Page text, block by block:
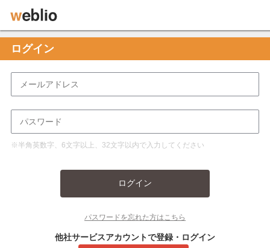
ログイン
※半角英数字、6文字以上、32文字以内で入力してください
ログイン
パスワードを忘れた方はこちら
他社サービスアカウントで登録・ログイン